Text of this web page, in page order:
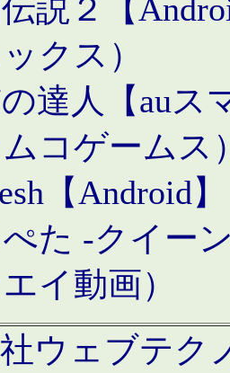
説２【
クス）
達人【auス
コゲームス
【Android
た -クイー
イ動画）
ウェブテク